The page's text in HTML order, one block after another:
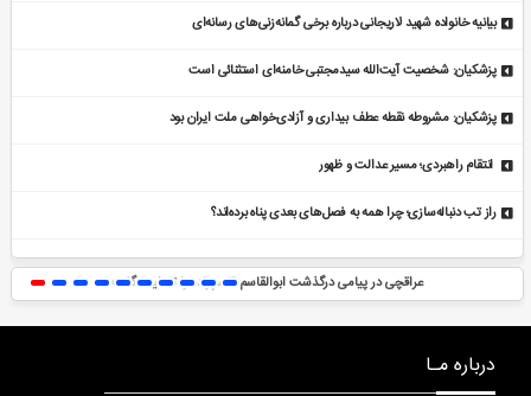
بیانیه خانواده شهید لاریجانی درباره برخی گمانه‌زنی‌های رسانه‌ای
پزشکیان: شخصیت آیت‌الله سیدمجتبی خامنه‌ای استثنائی است
پزشکیان: مشروطه نقطه عطف بیداری و آزادی‌خواهی ملت ایران بود
انتقام راهبردی؛ مسیر عدالت و ظهور
راز تب دنباله‌سازی؛ چرا همه به فصل‌های بعدی پناه برده‌اند؟
عراقچی در پیامی درگذشت ابوالقاسم قاسم‌زاده را تسلیت گفت
درباره مـا